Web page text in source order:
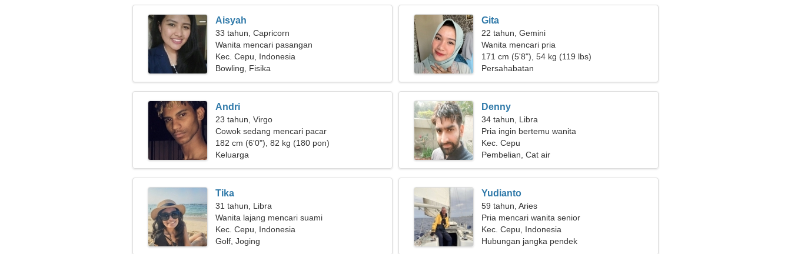
Aisyah
33 tahun, Capricorn
Wanita mencari pasangan
Kec. Cepu, Indonesia
Bowling, Fisika
Gita
22 tahun, Gemini
Wanita mencari pria
171 cm (5'8"), 54 kg (119 lbs)
Persahabatan
Andri
23 tahun, Virgo
Cowok sedang mencari pacar
182 cm (6'0"), 82 kg (180 pon)
Keluarga
Denny
34 tahun, Libra
Pria ingin bertemu wanita
Kec. Cepu
Pembelian, Cat air
Tika
31 tahun, Libra
Wanita lajang mencari suami
Kec. Cepu, Indonesia
Golf, Joging
Yudianto
59 tahun, Aries
Pria mencari wanita senior
Kec. Cepu, Indonesia
Hubungan jangka pendek